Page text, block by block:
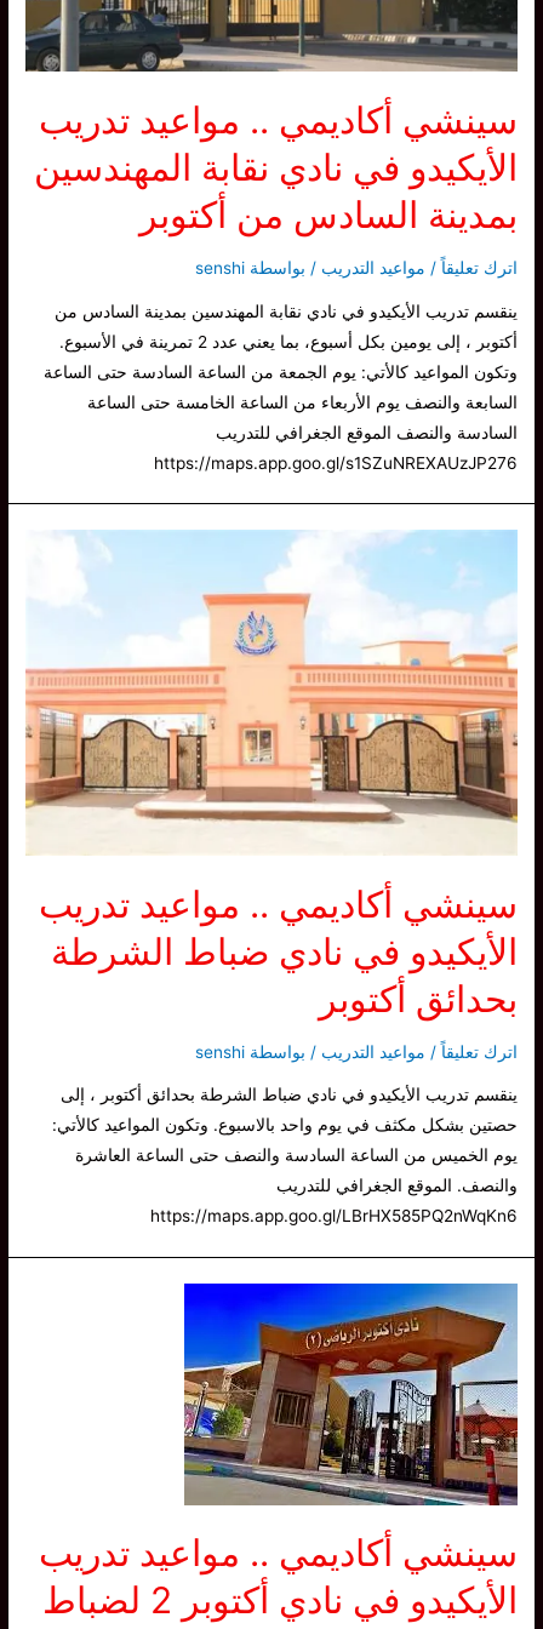
سينشي أكاديمي .. مواعيد تدريب
الأيكيدو في نادي نقابة المهندسين
بمدينة السادس من أكتوبر
اترك تعليقاً / مواعيد التدريب / بواسطة senshi
ينقسم تدريب الأيكيدو في نادي نقابة المهندسين بمدينة السادس من
أكتوبر ، إلى يومين بكل أسبوع، بما يعني عدد 2 تمرينة في الأسبوع.
وتكون المواعيد كالأتي: يوم الجمعة من الساعة السادسة حتى الساعة
السابعة والنصف يوم الأربعاء من الساعة الخامسة حتى الساعة
السادسة والنصف الموقع الجغرافي للتدريب
https://maps.app.goo.gl/s1SZuNREXAUzJP276
سينشي أكاديمي .. مواعيد تدريب
الأيكيدو في نادي ضباط الشرطة
بحدائق أكتوبر
اترك تعليقاً / مواعيد التدريب / بواسطة senshi
ينقسم تدريب الأيكيدو في نادي ضباط الشرطة بحدائق أكتوبر ، إلى
حصتين بشكل مكثف في يوم واحد بالاسبوع. وتكون المواعيد كالأتي:
يوم الخميس من الساعة السادسة والنصف حتى الساعة العاشرة
والنصف. الموقع الجغرافي للتدريب
https://maps.app.goo.gl/LBrHX585PQ2nWqKn6
سينشي أكاديمي .. مواعيد تدريب
الأيكيدو في نادي أكتوبر 2 لضباط